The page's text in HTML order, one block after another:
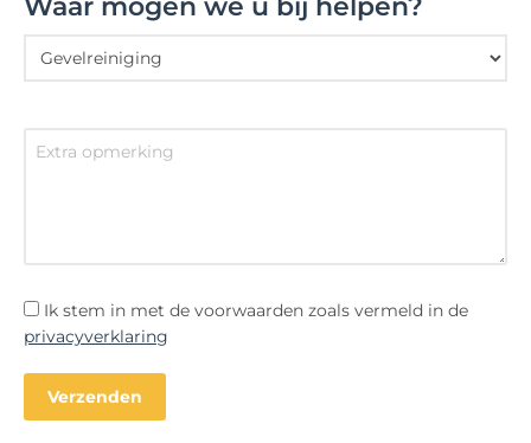
Waar mogen we u bij helpen?
Ik stem in met de voorwaarden zoals vermeld in de
privacyverklaring